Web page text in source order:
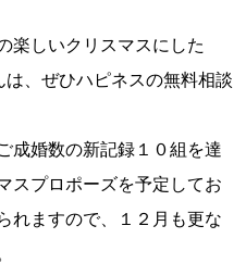
楽しいクリスマスにした
は、ぜひハピネスの無料相談
成婚数の新記録１０組を達
スプロポーズを予定してお
れますので、１２月も更な